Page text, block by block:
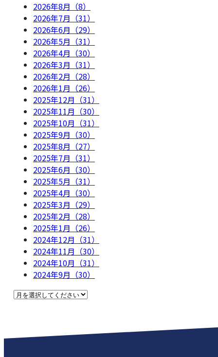
2026年8月（8）
2026年7月（31）
2026年6月（29）
2026年5月（31）
2026年4月（30）
2026年3月（31）
2026年2月（28）
2026年1月（26）
2025年12月（31）
2025年11月（30）
2025年10月（31）
2025年9月（30）
2025年8月（27）
2025年7月（31）
2025年6月（30）
2025年5月（31）
2025年4月（30）
2025年3月（29）
2025年2月（28）
2025年1月（26）
2024年12月（31）
2024年11月（30）
2024年10月（31）
2024年9月（30）